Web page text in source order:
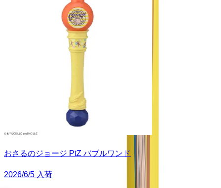
おさるのジョージ PtZ バブルワンド
2026/6/5 入荷